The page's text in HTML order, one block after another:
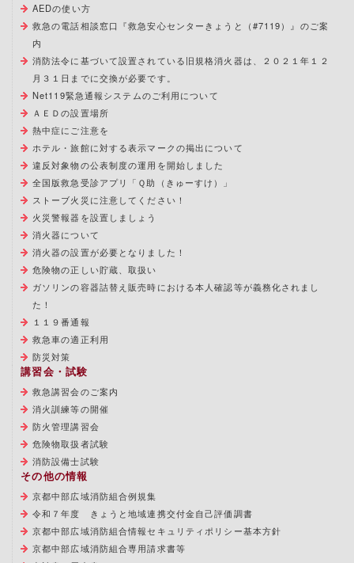
AEDの使い方
救急の電話相談窓口『救急安心センターきょうと（#7119）』のご案
内
消防法令に基づいて設置されている旧規格消火器は、２０２１年１２
月３１日までに交換が必要です。
Net119緊急通報システムのご利用について
ＡＥＤの設置場所
熱中症にご注意を
ホテル・旅館に対する表示マークの掲出について
違反対象物の公表制度の運用を開始しました
全国版救急受診アプリ「Ｑ助（きゅーすけ）」
ストーブ火災に注意してください！
火災警報器を設置しましょう
消火器について
消火器の設置が必要となりました！
危険物の正しい貯蔵、取扱い
ガソリンの容器詰替え販売時における本人確認等が義務化されまし
た！
１１９番通報
救急車の適正利用
防災対策
講習会・試験
救急講習会のご案内
消火訓練等の開催
防火管理講習会
危険物取扱者試験
消防設備士試験
その他の情報
京都中部広域消防組合例規集
令和７年度 きょうと地域連携交付金自己評価調書
京都中部広域消防組合情報セキュリティポリシー基本方針
京都中部広域消防組合専用請求書等